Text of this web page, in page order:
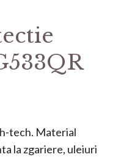
tech. Material
la zgariere, uleiuri